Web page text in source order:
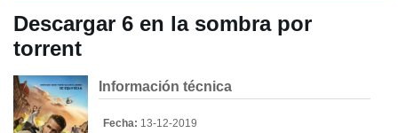
PELÍCULA DE LA TELEVISIÓN FOREIGN KIDS REALITY
Descargar 6 en la sombra por
torrent
Información técnica
Fecha: 13-12-2019